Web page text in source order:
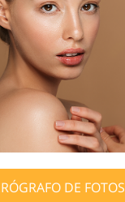
DE FOTOS